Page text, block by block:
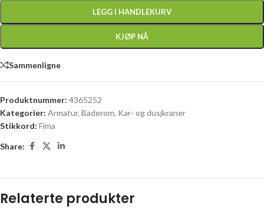
LEGG I HANDLEKURV
KJØP NÅ
Sammenligne
Produktnummer: 4365252
Kategorier: Armatur, Baderom, Kar- og dusjkraner
Stikkord: Fima
Share:
Relaterte produkter